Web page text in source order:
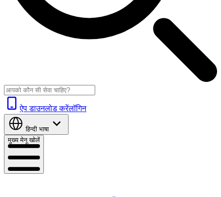
ऐप डाउनलोड करेंलॉगिन
हिन्दी भाषा
मुख्य मेनू खोलें